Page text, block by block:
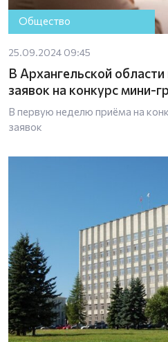
Общество
25.09.2024 09:45
В Архангельской
заявок на конкурс мини-
В первую неделю приёма на
заявок